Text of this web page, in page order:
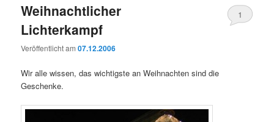
Weihnachtlicher
Lichterkampf
Veröffentlicht am07.12.2006
1
Wir alle wissen, das wichtigste an Weihnachten sind die
Geschenke.